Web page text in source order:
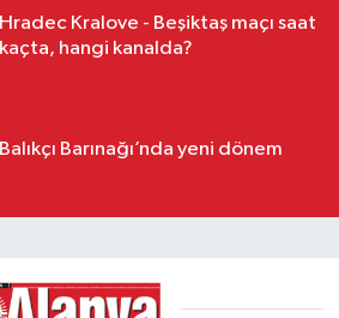
Hradec Kralove - Beşiktaş maçı saat
kaçta, hangi kanalda?
Balıkçı Barınağı’nda yeni dönem